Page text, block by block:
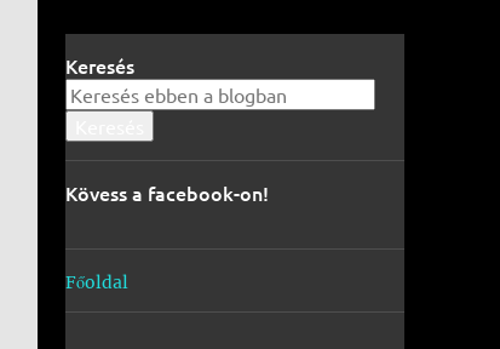
Keresés
Kövess a facebook-on!
Főoldal